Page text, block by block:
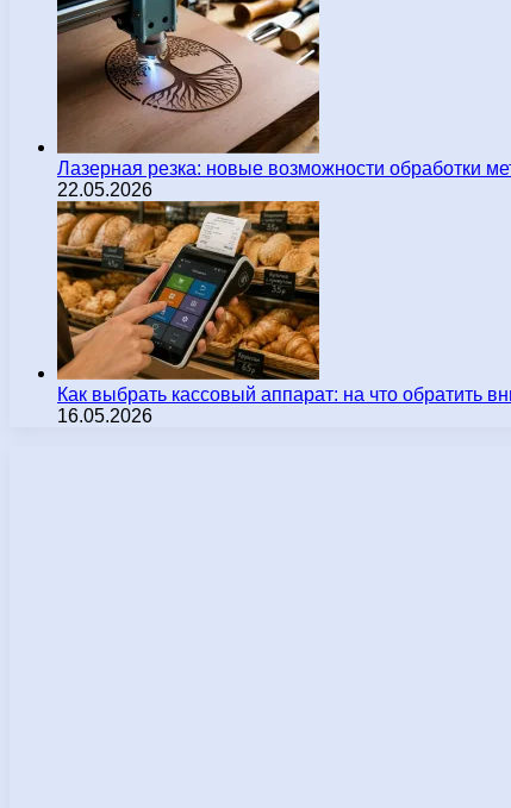
Лазерная резка: новые возможности обработки
22.05.2026
Как выбрать кассовый аппарат: на что обратить
16.05.2026